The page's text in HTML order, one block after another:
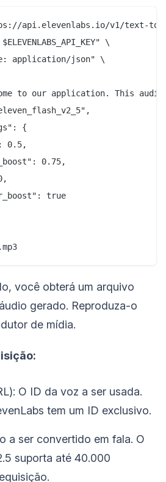
api.elevenlabs.io/v1/text-to-
\
application/json" \
to our application. This
{
0.5,
0.75,
true
você obterá um arquivo
gerado. Reproduza-o
de mídia.
O ID da voz a ser usada.
tem um ID exclusivo.
a ser convertido em fala. O
suporta até 40.000